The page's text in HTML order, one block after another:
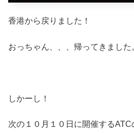
香港から戻りました！
おっちゃん、、、帰ってきました
しかーし！
次の１０月１０日に開催する